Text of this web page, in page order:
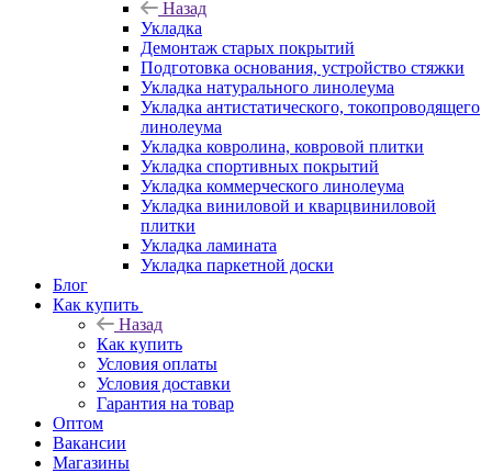
Назад
Укладка
Демонтаж старых покрытий
Подготовка основания, устройство стяжки
Укладка натурального линолеума
Укладка антистатического, токопроводящего
линолеума
Укладка ковролина, ковровой плитки
Укладка спортивных покрытий
Укладка коммерческого линолеума
Укладка виниловой и кварцвиниловой
плитки
Укладка ламината
Укладка паркетной доски
Блог
Как купить
Назад
Как купить
Условия оплаты
Условия доставки
Гарантия на товар
Оптом
Вакансии
Магазины